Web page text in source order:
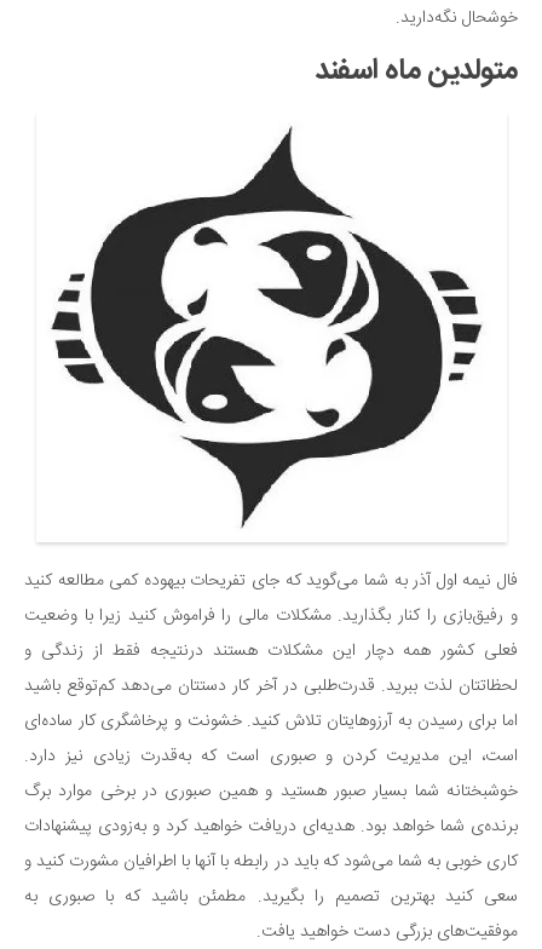
خوشحال نگه‌دارید.
متولدین ماه اسفند
فال نیمه اول آذر به شما می‌گوید که جای تفریحات بیهوده کمی مطالعه کنید
و رفیق‌بازی را کنار بگذارید. مشکلات مالی را فراموش کنید زیرا با وضعیت
فعلی کشور همه دچار این مشکلات هستند درنتیجه فقط از زندگی و
لحظاتتان لذت ببرید. قدرت‌طلبی در آخر کار دستتان می‌دهد کم‌توقع باشید
اما برای رسیدن به آرزوهایتان تلاش کنید. خشونت و پرخاشگری کار ساده‌ای
است، این مدیریت کردن و صبوری است که به‌قدرت زیادی نیز دارد.
خوشبختانه شما بسیار صبور هستید و همین صبوری در برخی موارد برگ
برنده‌ی شما خواهد بود. هدیه‌ای دریافت خواهید کرد و به‌زودی پیشنهادات
کاری خوبی به شما می‌شود که باید در رابطه با آنها با اطرافیان مشورت کنید و
سعی کنید بهترین تصمیم را بگیرید. مطمئن باشید که با صبوری به
موفقیت‌های بزرگی دست خواهید یافت.